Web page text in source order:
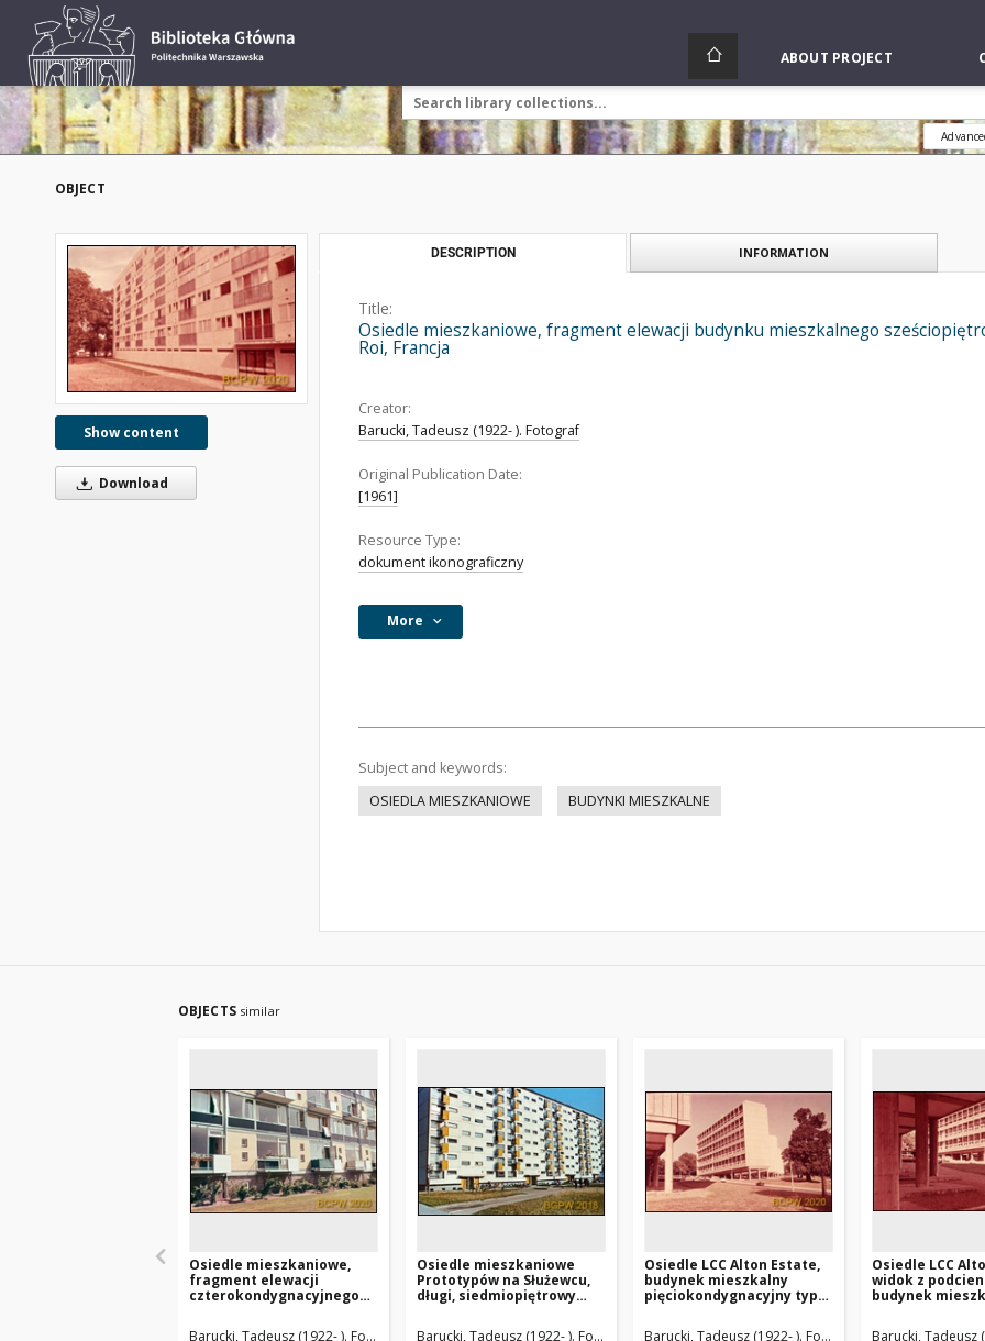
ABOUT PROJECT
OBJECT
Show content
Download
DESCRIPTION INFORMATION
Title:
Osiedle mieszkaniowe, fragment elewacji budynku mieszkalnego
Roi, Francja
Creator:
Barucki, Tadeusz (1922- ). Fotograf
Original Publication Date:
[1961]
Resource Type:
dokument ikonograficzny
More
Subject and keywords:
OSIEDLA MIESZKANIOWE
BUDYNKI MIESZKALNE
OBJECTS similar
Osiedle mieszkaniowe,
fragment elewacji
czterokondygnacyjnego
Hilversum, Niderlandy
Barucki, Tadeusz (1922- ). Fotograf
Osiedle mieszkaniowe
Prototypów na Służewcu,
długi, siedmiopiętrowy
Warszawa
Barucki, Tadeusz (1922- ). Fotograf
Osiedle LCC Alton Estate,
budynek mieszkalny
pięciokondygnacyjny typu
strony uliczki osiedlowej,
Barucki, Tadeusz (1922- ). Fotograf
Osiedle LCC
widok z
budynek
"maisonettes",
Barucki, Tadeusz